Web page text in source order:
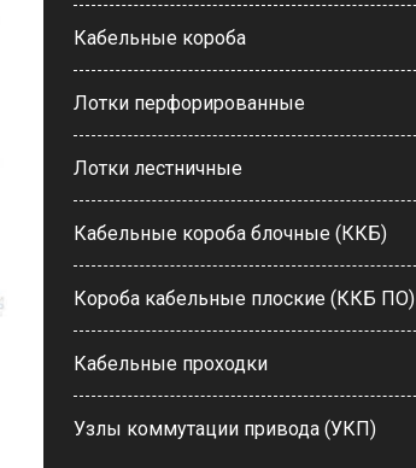
Кабельные короба
Лотки перфорированные
Лотки лестничные
Кабельные короба блочные (ККБ)
Короба кабельные плоские (ККБ ПО)
Кабельные проходки
Узлы коммутации привода (УКП)